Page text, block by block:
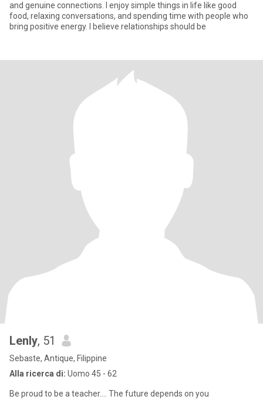
and genuine connections. I enjoy simple things in life like good
food, relaxing conversations, and spending time with people who
bring positive energy. I believe relationships should be
Lenly, 51
Sebaste, Antique, Filippine
Alla ricerca di: Uomo 45 - 62
Be proud to be a teacher.... The future depends on you